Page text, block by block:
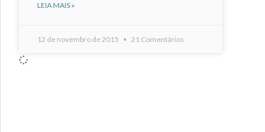
LEIA MAIS »
12 de novembro de 2015 21 Comentários